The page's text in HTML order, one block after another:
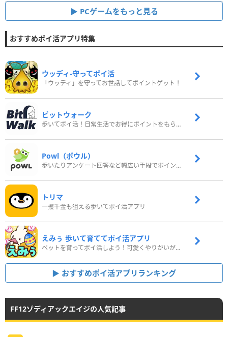
PCゲームをもっと見る
おすすめポイ活アプリ特集
ウッディ‐守ってポイ活
「ウッディ」を守ってお世話してポイントゲット！
ビットウォーク
歩いてポイ活！日常生活でお得にポイントをもらおう
Powl（ポウル）
歩いたりアンケート回答など幅広い手段でポイントをゲット
トリマ
一攫千金も狙える歩いてポイ活アプリ
えみぅ 歩いて育ててポイ活アプリ
ペットを育ってポイ活しよう！可愛くやりがいがある新感覚アプリ
おすすめポイ活アプリランキング
FF12ゾディアックエイジの人気記事